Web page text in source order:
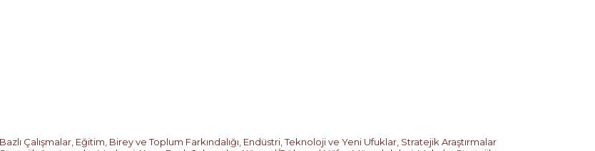
Çalışmalar, Eğitim, Birey ve Toplum Farkındalığı, Endüstri, Teknoloji ve Yeni Ufuklar, Stratejik Araştırmalar